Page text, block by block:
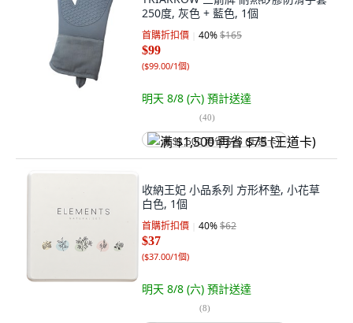
250度, 灰色 + 藍色, 1個
首購折扣價 40%$165
$99
($99.00/1個)
明天 8/8 (六) 預計送達
(40)
满 $1,500 再省 $75 (王道卡)
收納王妃 小品系列 方形杯墊, 小花草
白色, 1個
首購折扣價 40%$62
$37
($37.00/1個)
明天 8/8 (六) 預計送達
(8)